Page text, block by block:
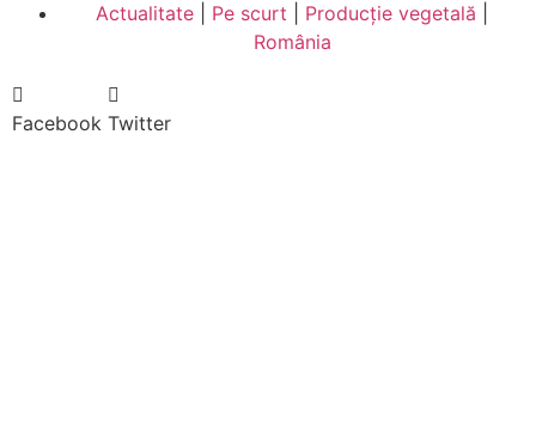
Actualitate Pe scurt Producție vegetală
România
Facebook Twitter